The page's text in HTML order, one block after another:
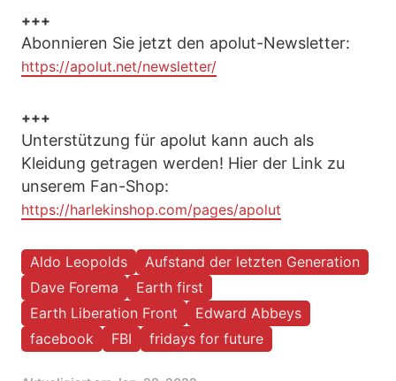
+++
Abonnieren Sie jetzt den apolut-Newsletter:
https://apolut.net/newsletter/
+++
Unterstützung für apolut kann auch als
Kleidung getragen werden! Hier der Link zu
unserem Fan-Shop:
https://harlekinshop.com/pages/apolut
Aldo Leopolds
Aufstand der letzten Generation
Dave Forema
Earth first
Earth Liberation Front
Edward Abbeys
facebook
FBI fridays for future